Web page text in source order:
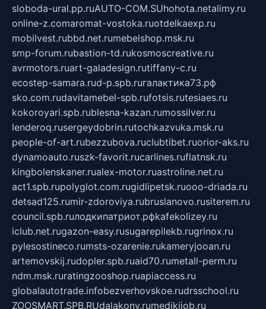
sloboda-ural.pp.ruAUTO-COM.SUhohota.netalimy.ru
online-z.comaromat-vostoka.ruotdelkaexp.ru
mobilvest.rubbd.net.rumebelshop.msk.ru
smp-forum.rubastion-td.rukosmoscreative.ru
avrmotors.ruart-galadesign.rutiffany-c.ru
ecostep-samara.rud-p.spb.ruгалактика73.рф
sko.com.rudavitamebel-spb.rufotsis.rutesiaes.ru
kokoroyari.spb.rublesna-kazan.rumossilver.ru
lenderoq.rusergeydobrin.rutochkazvuka.msk.ru
people-of-art.rubezzubova.ruclubtibet.ruorior-aks.ru
dynamoauto.ruszk-favorit.rucarlines.ruflatnsk.ru
kingbolenskaner.rualex-motor.ruastroline.net.ru
act1.spb.rupolyglot.com.rugidlipetsk.ruooo-driada.ru
detsad125.rumir-zdoroviya.rubruslanovo.rusiterem.ru
council.spb.ruлодкипатриот.рфkafekolizey.ru
iclub.net.rugazon-easy.rusugarepilekb.rugrinox.ru
pylesostineco.rumsts-ozarenie.rukameryjooan.ru
artemovskij.rudopler.spb.ruaid70.rumetall-perm.ru
ndm.msk.ruratingzooshop.ruapiaccess.ru
globalautotrade.infobezverhovskoe.rudrsschool.ru
ZOOSMART.SPB.RUdalakony.rumedikijob.ru